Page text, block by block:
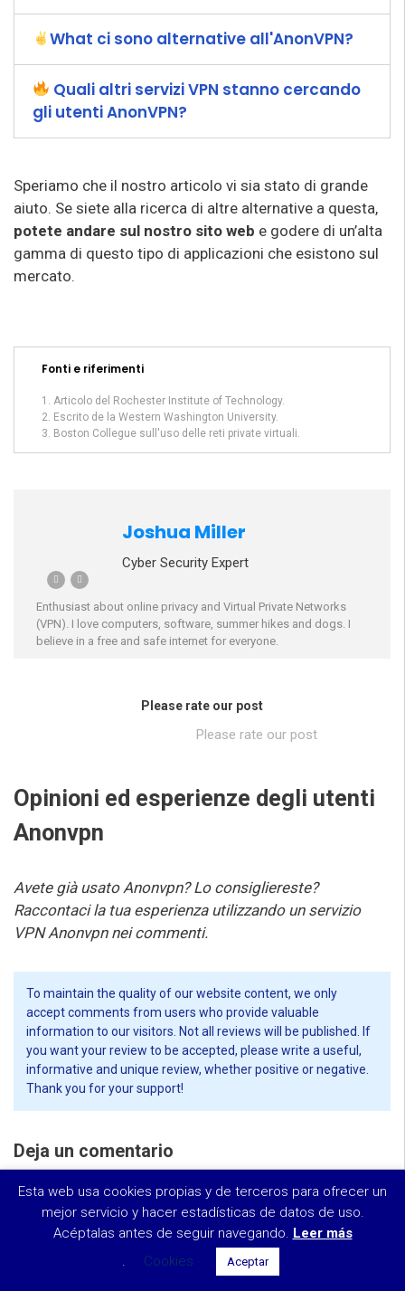
What ci sono alternative all'AnonVPN?
Quali altri servizi VPN stanno cercando
gli utenti AnonVPN?
Speriamo che il nostro articolo vi sia stato di grande
aiuto. Se siete alla ricerca di altre alternative a questa,
potete andare sul nostro sito web e godere di un’alta
gamma di questo tipo di applicazioni che esistono sul
mercato.
Fonti e riferimenti
Articolo del Rochester Institute of Technology.
Escrito de la Western Washington University.
Boston Collegue sull'uso delle reti private virtuali.
Joshua Miller
Cyber Security Expert
Enthusiast about online privacy and Virtual Private Networks
(VPN). I love computers, software, summer hikes and dogs. I
believe in a free and safe internet for everyone.
Please rate our post
Please rate our post
Opinioni ed esperienze degli utenti
Anonvpn
Avete già usato Anonvpn? Lo consigliereste?
Raccontaci la tua esperienza utilizzando un servizio
VPN Anonvpn nei commenti.
To maintain the quality of our website content, we only
accept comments from users who provide valuable
information to our visitors. Not all reviews will be published. If
you want your review to be accepted, please write a useful,
informative and unique review, whether positive or negative.
Thank you for your support!
Deja un comentario
Su dirección de correo electrónico no será publicada.
Los campos obligatorios están marcados *
Risparmia il 70%!
$5.75
al mese
Vedi offerta
Esta web usa cookies propias y de terceros para ofrecer un
mejor servicio y hacer estadísticas de datos de uso.
Acéptalas antes de seguir navegando. Leer más
.
Cookies Aceptar